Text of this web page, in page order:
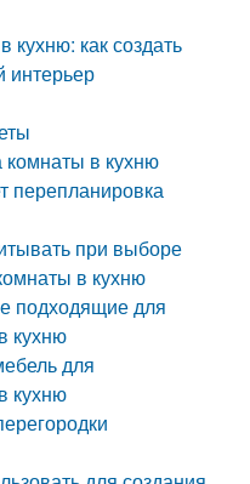
как создать
интерьер
комнаты в кухню
перепланировка
при выборе
в кухню
подходящие для
кухню
для
кухню